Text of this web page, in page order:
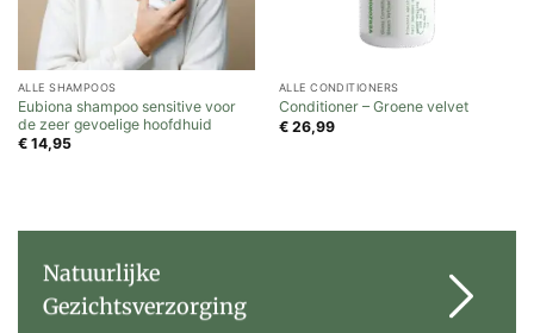
ALLE SHAMPOOS
Eubiona shampoo sensitive voor
de zeer gevoelige hoofdhuid
€14,95
ALLE CONDITIONERS
Conditioner – Groene velvet
€26,99
Natuurlijke
Gezichtsverzorging